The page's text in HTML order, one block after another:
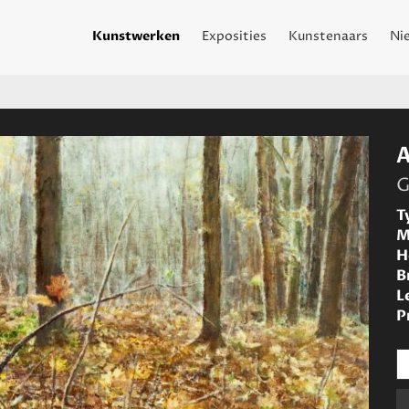
Kunstwerken Exposities Kunstenaars